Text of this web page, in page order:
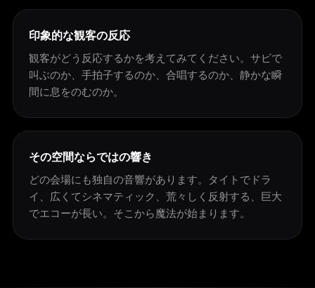
印象的な観客の反応
観客がどう反応するかを考えてみてください。サビで
叫ぶのか、手拍子するのか、合唱するのか、静かな瞬
間に息をのむのか。
その空間ならではの響き
どの会場にも独自の音響があります。タイトでドラ
イ、広くてシネマティック、荒々しく反射する、巨大
でエコーが長い。そこから魔法が始まります。